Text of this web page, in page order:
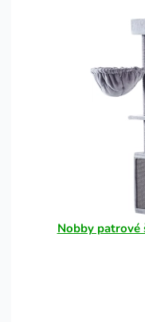
Nobby patrové